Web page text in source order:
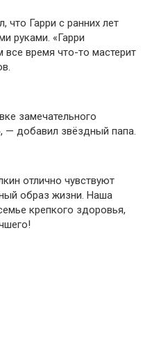
что Гарри с ранних лет
руками. «Гарри
все время что-то мастерит
замечательного
— добавил звёздный папа.
отлично чувствуют
образ жизни. Наша
крепкого здоровья,